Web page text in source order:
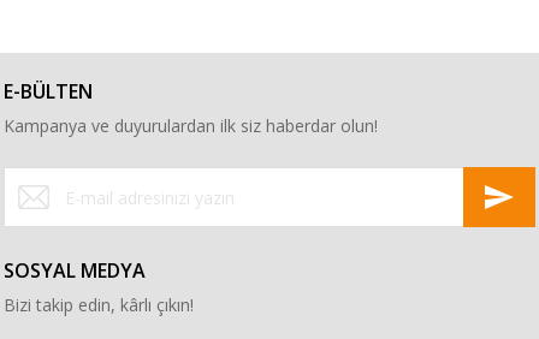
E-BÜLTEN
Kampanya ve duyurulardan ilk siz haberdar olun!
SOSYAL MEDYA
Bizi takip edin, kârlı çıkın!